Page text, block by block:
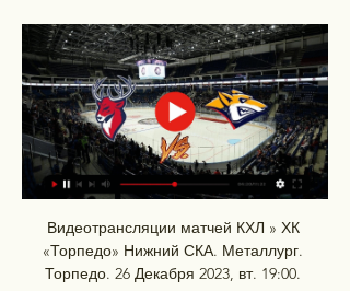
Видеотрансляции матчей КХЛ » ХК
«Торпедо» Нижний СКА. Металлург.
Торпедо. 26 Декабря 2023, вт. 19:00.